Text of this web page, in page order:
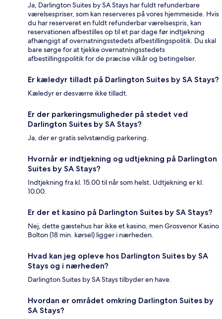
Ja, Darlington Suites by SA Stays har fuldt refunderbare
værelsespriser, som kan reserveres på vores hjemmeside. Hvis
du har reserveret en fuldt refunderbar værelsespris, kan
reservationen afbestilles op til et par dage før indtjekning
afhængigt af overnatningsstedets afbestillingspolitik. Du skal
bare sørge for at tjekke overnatningsstedets
afbestillingspolitik for de præcise vilkår og betingelser.
Er kæledyr tilladt på Darlington Suites by SA Stays?
Kæledyr er desværre ikke tilladt.
Er der parkeringsmuligheder på stedet ved
Darlington Suites by SA Stays?
Ja, der er gratis selvstændig parkering.
Hvornår er indtjekning og udtjekning på Darlington
Suites by SA Stays?
Indtjekning fra kl. 15.00 til når som helst. Udtjekning er kl.
10.00.
Er der et kasino på Darlington Suites by SA Stays?
Nej, dette gæstehus har ikke et kasino, men Grosvenor Kasino
Bolton (18 min. kørsel) ligger i nærheden.
Hvad kan jeg opleve hos Darlington Suites by SA
Stays og i nærheden?
Darlington Suites by SA Stays tilbyder en have.
Hvordan er området omkring Darlington Suites by
SA Stays?